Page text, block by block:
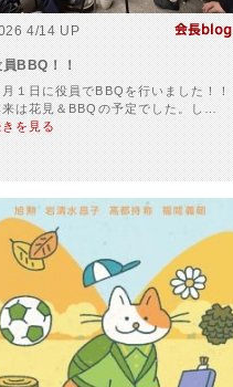
4/14 UP
員BBQ！！
月１日に役員でBBQを行いました！！
来は花見＆BBQの予定でした。し…
きを見る